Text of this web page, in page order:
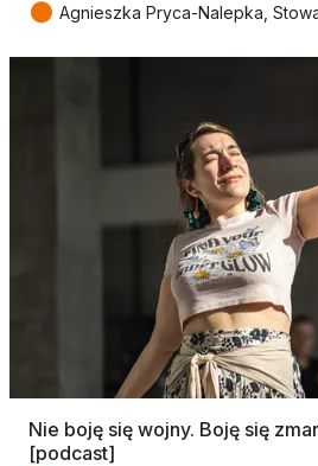
● Agnieszka Pryca-Nalepka,
Nie boję się wojny. Boję się
[podcast]